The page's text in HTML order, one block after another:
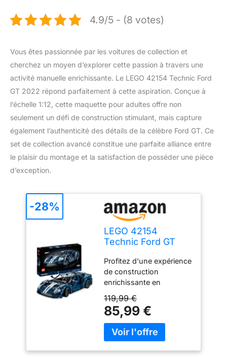
4.9/5 - (8 votes)
Vous êtes passionnée par les voitures de collection et
cherchez un moyen d’explorer cette passion à travers une
activité manuelle enrichissante. Le LEGO 42154 Technic Ford
GT 2022 répond parfaitement à cette aspiration. Conçue à
l’échelle 1:12, cette maquette pour adultes offre non
seulement un défi de construction stimulant, mais capture
également l’authenticité des détails de la célèbre Ford GT. Ce
set de collection avancé constitue une parfaite alliance entre
le plaisir du montage et la satisfaction de posséder une pièce
d’exception.
LEGO 42154
Technic Ford GT
Voiture pour
Adultes à
Construire, Échelle
1:12 avec
Caractéristiques
Authentiques, Set
de Collection
Avancé
Profitez d'une expérience
de construction
enrichissante en
de la Ford GT 2022 avec
cette maquette de
voiture LEGO Technic à
l'échelle 1:12 pour adultes
119,99 €
85,99 €
-28%